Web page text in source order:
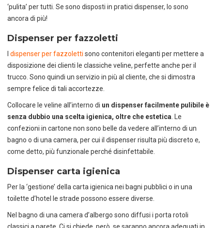
nostri prodotti
scaricando i cataloghi in PDF.
CLICCA SULLE IMMAGINI
‘pulita’ per tutti. Se sono disposti in pratici dispenser, lo sono
ancora di più!
Dispenser per fazzoletti
dispenser per fazzoletti sono contenitori eleganti per mettere a
disposizione dei clienti le classiche veline, perfette anche per il
trucco. Sono quindi un servizio in più al cliente, che si dimostra
sempre felice di tali accortezze.
Collocare le veline all’interno di un dispenser facilmente pulibile è
senza dubbio una scelta igienica, oltre che estetica . Le
confezioni in cartone non sono belle da vedere all’interno di un
bagno o di una camera, per cui il dispenser risulta più discreto e,
come detto, più funzionale perché disinfettabile.
Dispenser carta igienica
Per la ‘gestione’ della carta igienica nei bagni pubblici o in una
toilette d’hotel le strade possono essere diverse.
Nel bagno di una camera d’albergo sono diffusi i porta rotoli